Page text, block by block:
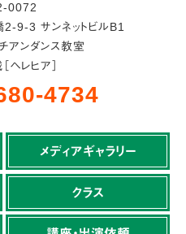
0072
9-3 サンネットビルB1
アンダンス教室
ヘレヒア］
4734
メディアギャラリー
クラス